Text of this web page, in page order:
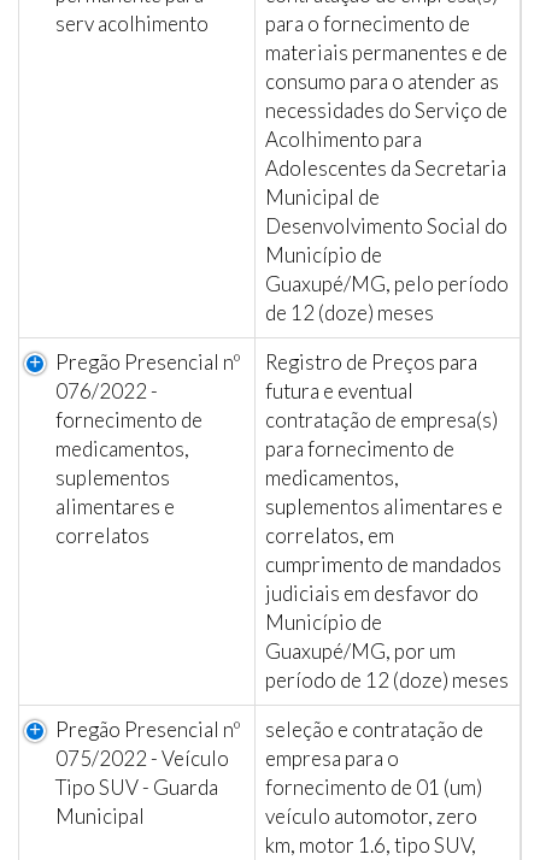
serv acolhimento
para o fornecimento de
materiais permanentes e de
consumo para o atender as
necessidades do Serviço de
Acolhimento para
Adolescentes da Secretaria
Municipal de
Desenvolvimento Social do
Município de
Guaxupé/MG, pelo período
de 12 (doze) meses
Pregão Presencial nº
076/2022 -
fornecimento de
medicamentos,
suplementos
alimentares e
correlatos
Registro de Preços para
futura e eventual
contratação de empresa(s)
para fornecimento de
medicamentos,
suplementos alimentares e
correlatos, em
cumprimento de mandados
judiciais em desfavor do
Município de
Guaxupé/MG, por um
período de 12 (doze) meses
Pregão Presencial nº
075/2022 - Veículo
Tipo SUV - Guarda
Municipal
seleção e contratação de
empresa para o
fornecimento de 01 (um)
veículo automotor, zero
km, motor 1.6, tipo SUV,